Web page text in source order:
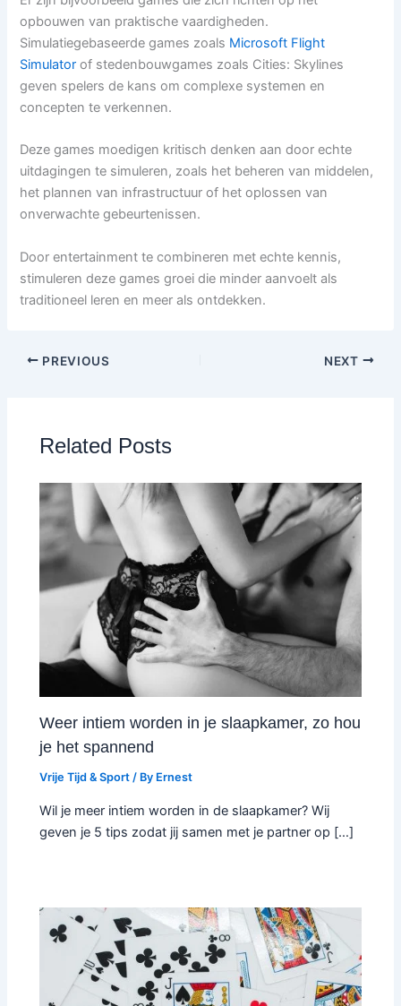
opbouwen van praktische vaardigheden.
Simulatiegebaseerde games zoals Microsoft Flight
Simulator of stedenbouwgames zoals Cities: Skylines
geven spelers de kans om complexe systemen en
concepten te verkennen.
Deze games moedigen kritisch denken aan door echte
uitdagingen te simuleren, zoals het beheren van middelen,
het plannen van infrastructuur of het oplossen van
onverwachte gebeurtenissen.
Door entertainment te combineren met echte kennis,
stimuleren deze games groei die minder aanvoelt als
traditioneel leren en meer als ontdekken.
PREVIOUS NEXT
Related Posts
Weer intiem worden in je slaapkamer, zo hou
je het spannend
Vrije Tijd & Sport / By Ernest
Wil je meer intiem worden in de slaapkamer? Wij
geven je 5 tips zodat jij samen met je partner op […]